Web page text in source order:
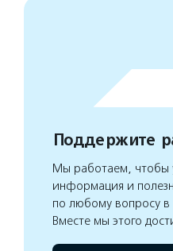
Поддержите
Мы работаем, чтобы
информация и
по любому вопросу в
Вместе мы этого